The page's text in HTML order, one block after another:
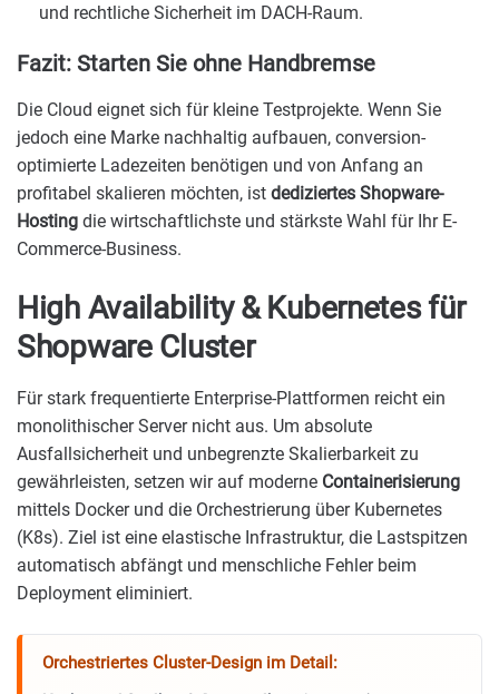
und rechtliche Sicherheit im DACH-Raum.
Fazit: Starten Sie ohne Handbremse
Die Cloud eignet sich für kleine Testprojekte. Wenn Sie
jedoch eine Marke nachhaltig aufbauen, conversion-
optimierte Ladezeiten benötigen und von Anfang an
profitabel skalieren möchten, ist dediziertes Shopware-
Hosting die wirtschaftlichste und stärkste Wahl für Ihr E-
Commerce-Business.
High Availability & Kubernetes für
Shopware Cluster
Für stark frequentierte Enterprise-Plattformen reicht ein
monolithischer Server nicht aus. Um absolute
Ausfallsicherheit und unbegrenzte Skalierbarkeit zu
gewährleisten, setzen wir auf moderne Containerisierung
mittels Docker und die Orchestrierung über Kubernetes
(K8s). Ziel ist eine elastische Infrastruktur, die Lastspitzen
automatisch abfängt und menschliche Fehler beim
Deployment eliminiert.
Orchestriertes Cluster-Design im Detail: